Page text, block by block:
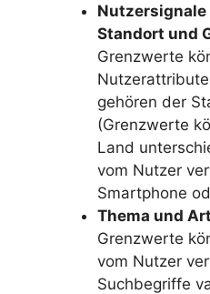
Standort und
Grenzwerte
gehören der
(Grenzwerte
Land
vom Nutzer
Smartphone
Thema und
Grenzwerte
vom Nutzer
Suchbegriffe